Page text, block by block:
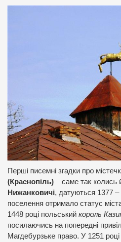
Перші писемні згадки про
(Краснопіль) – саме так колись
Нижанковичі, датуються 1377 –
поселення отримало статус
1448 році польський король
посилаючись на попередні
Магдебурзьке право. У 1251